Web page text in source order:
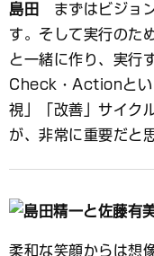
島田
まずはビジョ
す。そして実行のた
と一緒に作り、実行
Check・Actionとい
視」「改善」サイク
が、非常に重要だと
柔和な笑顔からは想